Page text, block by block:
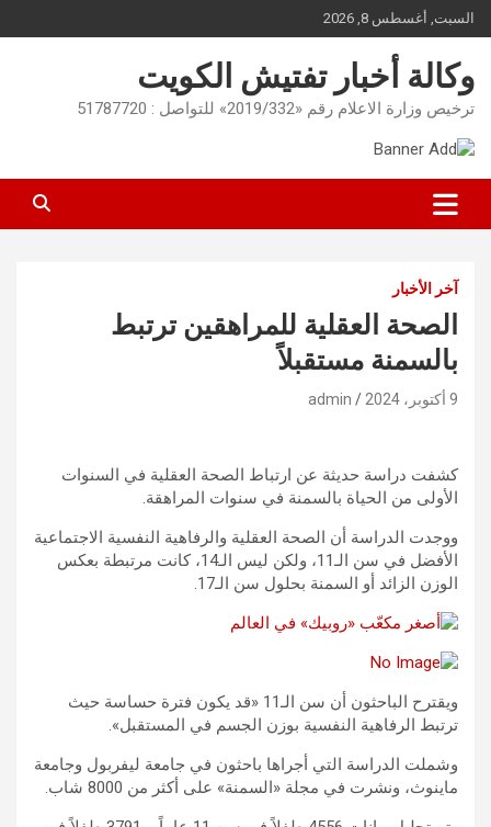
Skip
to
content
السبت, أغسطس 8, 2026
وكالة أخبار تفتيش الكويت
ترخيص وزارة الاعلام رقم «2019/332» للتواصل : 51787720
آخر الأخبار
الصحة العقلية للمراهقين ترتبط
بالسمنة مستقبلاً
9 أكتوبر، 2024 admin
كشفت دراسة حديثة عن ارتباط الصحة العقلية في السنوات
الأولى من الحياة بالسمنة في سنوات المراهقة.
ووجدت الدراسة أن الصحة العقلية والرفاهية النفسية الاجتماعية
الأفضل في سن الـ11، ولكن ليس الـ14، كانت مرتبطة بعكس
الوزن الزائد أو السمنة بحلول سن الـ17.
ويقترح الباحثون أن سن الـ11 «قد يكون فترة حساسة حيث
ترتبط الرفاهية النفسية بوزن الجسم في المستقبل».
وشملت الدراسة التي أجراها باحثون في جامعة ليفربول وجامعة
ماينوث، ونشرت في مجلة «السمنة» على أكثر من 8000 شاب.